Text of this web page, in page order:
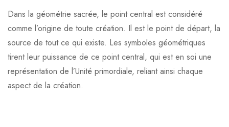
Dans la géométrie sacrée, le point central est considéré
comme l’origine de toute création. Il est le point de départ, la
source de tout ce qui existe. Les symboles géométriques
tirent leur puissance de ce point central, qui est en soi une
représentation de l’Unité primordiale, reliant ainsi chaque
aspect de la création.